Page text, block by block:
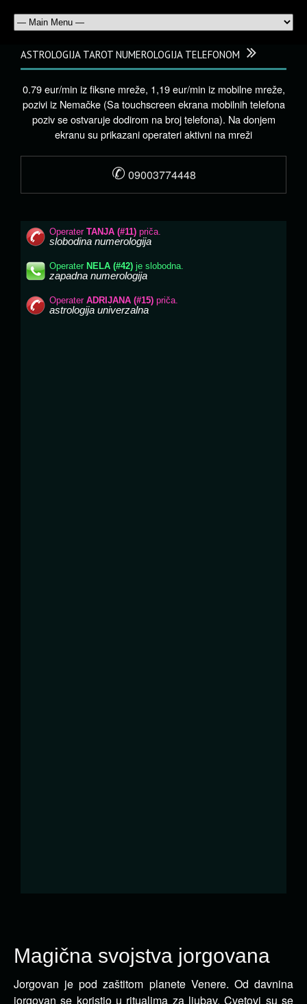
Magična svojstva jorgovana
Jorgovan je pod zaštitom planete Venere. Od davnina
jorgovan se koristio u ritualima za ljubav. Cvetovi su se
ASTROLOGIJA TAROT NUMEROLOGIJA TELEFONOM
0.79 eur/min iz fiksne mreže, 1,19 eur/min iz mobilne mreže,
pozivi iz Nemačke (Sa touchscreen ekrana mobilnih telefona
poziv se ostvaruje dodirom na broj telefona). Na donjem
ekranu su prikazani operateri aktivni na mreži
✆ 09003774448